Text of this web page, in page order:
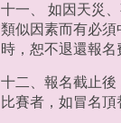
十一、 如因天災
類似因素而有必
時，恕不退還報名
十二、報名截止
比賽者，如冒名